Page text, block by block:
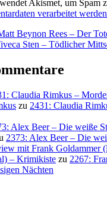
Akismet, um Spam
verarbeitet
Beynon Rees – Der
Sten – Tödlicher
Claudia Rimkus –
zu 2431: Claudia
Alex Beer – Die weiße
2373: Alex Beer – Die
mit Frank Goldammer
– Krimikiste zu 2267:
Nächten